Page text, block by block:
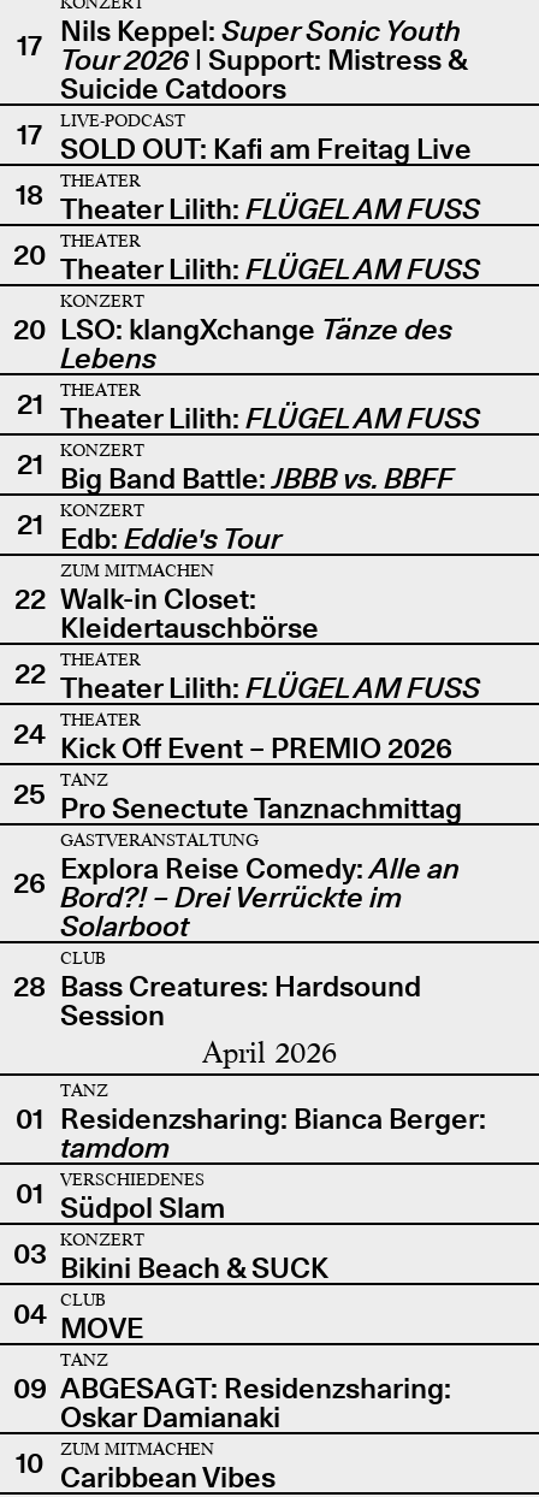
17 Nils Keppel: Super Sonic Youth
Tour 2026| Support: Mistress &
Suicide Catdoors
17
LIVE-PODCAST
SOLD OUT: Kafi am Freitag Live
18
THEATER
Theater Lilith: FLÜGEL AM FUSS
20
THEATER
Theater Lilith: FLÜGEL AM FUSS
20
KONZERT
LSO: klangXchange Tänze des
Lebens
21
THEATER
Theater Lilith: FLÜGEL AM FUSS
21
KONZERT
Big Band Battle:JBBB vs. BBFF
21
KONZERT
Edb: Eddie's Tour
22
ZUM MITMACHEN
Walk-in Closet:
Kleidertauschbörse
22
THEATER
Theater Lilith: FLÜGEL AM FUSS
24
THEATER
Kick Off Event – PREMIO 2026
25
TANZ
Pro Senectute Tanznachmittag
26
GASTVERANSTALTUNG
Explora Reise Comedy:Alle an
Bord?! – Drei Verrückte im
Solarboot
28
CLUB
Bass Creatures: Hardsound
Session
April 2026
01
TANZ
Residenzsharing: Bianca Berger:
tamdom
01
VERSCHIEDENES
Südpol Slam
03
KONZERT
Bikini Beach & SUCK
04
CLUB
MOVE
09
TANZ
ABGESAGT: Residenzsharing:
Oskar Damianaki
10
ZUM MITMACHEN
Caribbean Vibes